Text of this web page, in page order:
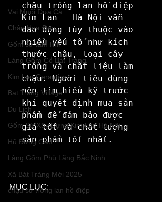
Vại Muối Dưa Cà
Chậu Hoa Đẹp
Gốm sứ tâm linh
Làng Gốm Cổ Bát Tràng
Kim Lan Ceramics
Bat Trang Village
Du Lịch
Gốm Sứ Xây Dựng Kim Lan Hà Nội
Hũ Đựng Gạo
Làng Gốm Phù Lãng Bắc Ninh
Xã Bát Tràng Mới 2025
chậu sứ trồng lan hồ điệp
chậu trồng lan hồ điệp
Kim Lan - Hà Nội vẫn
dao động tùy thuộc vào
nhiều yếu tố như kích
thước chậu, loại cây
trồng và chất liệu làm
chậu. Người tiêu dùng
nên tìm hiểu kỹ trước
khi quyết định mua sản
phẩm để đảm bảo được
giá tốt và chất lượng
sản phẩm tốt nhất.
MỤC LỤC: